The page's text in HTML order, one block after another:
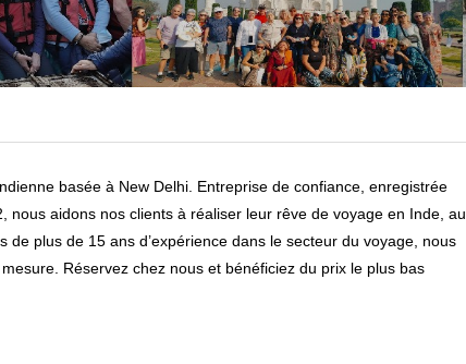
basée à New Delhi. Entreprise de confiance, enregistrée
nous aidons nos clients à réaliser leur rêve de voyage en Inde, au
de plus de 15 ans d’expérience dans le secteur du voyage, nous
Réservez chez nous et bénéficiez du prix le plus bas